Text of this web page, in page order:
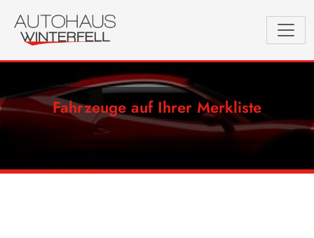
Fahrzeuge auf Ihrer Merkliste